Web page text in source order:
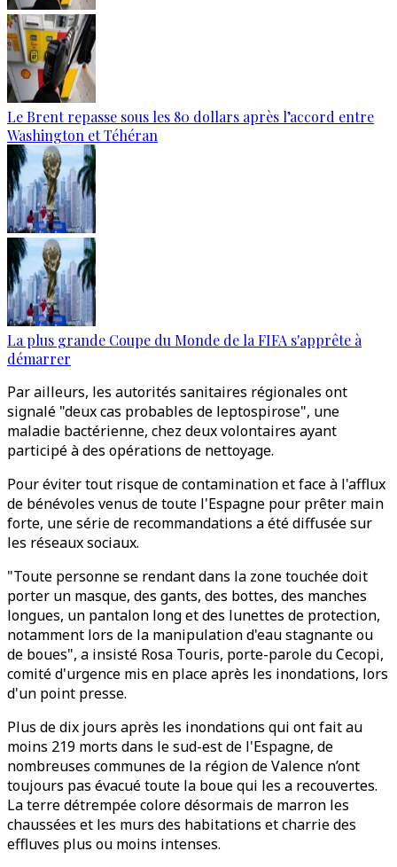
Le Brent repasse sous les 80 dollars après l’accord entre
Washington et Téhéran
La plus grande Coupe du Monde de la FIFA s'apprête à
démarrer
Par ailleurs, les autorités sanitaires régionales ont
signalé "deux cas probables de leptospirose", une
maladie bactérienne, chez deux volontaires ayant
participé à des opérations de nettoyage.
Pour éviter tout risque de contamination et face à l'afflux
de bénévoles venus de toute l'Espagne pour prêter main
forte, une série de recommandations a été diffusée sur
les réseaux sociaux.
"Toute personne se rendant dans la zone touchée doit
porter un masque, des gants, des bottes, des manches
longues, un pantalon long et des lunettes de protection,
notamment lors de la manipulation d'eau stagnante ou
de boues", a insisté Rosa Touris, porte-parole du Cecopi,
comité d'urgence mis en place après les inondations, lors
d'un point presse.
Plus de dix jours après les inondations qui ont fait au
moins 219 morts dans le sud-est de l'Espagne, de
nombreuses communes de la région de Valence n’ont
toujours pas évacué toute la boue qui les a recouvertes.
La terre détrempée colore désormais de marron les
chaussées et les murs des habitations et charrie des
effluves plus ou moins intenses.